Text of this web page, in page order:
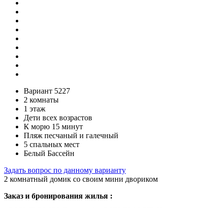
Вариант 5227
2 комнаты
1 этаж
Дети всех возрастов
К морю 15 минут
Пляж песчаный и галечный
5 спальных мест
Белый Бассейн
Задать вопрос по данному варианту
2 комнатный домик со своим мини двориком
Заказ и бронирования жилья :